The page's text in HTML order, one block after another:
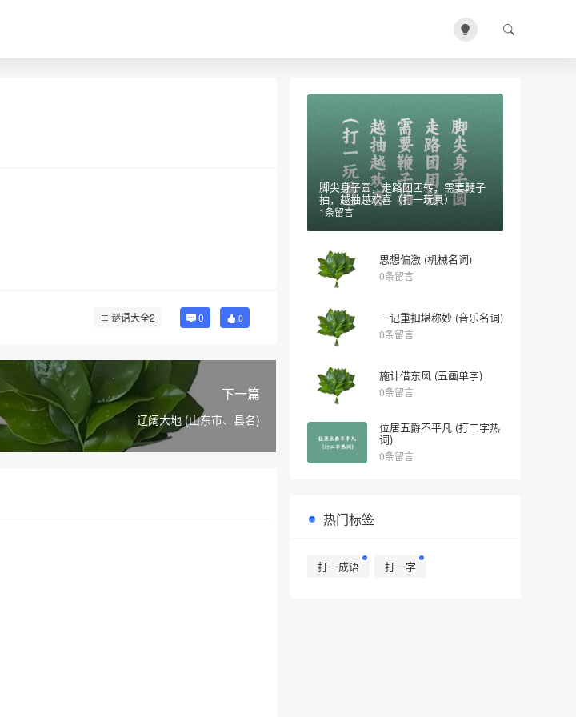
谜语大全2 0 0
下一篇
辽阔大地 (山东市、县名)
脚尖身子圆，走路团团转，需要鞭子
抽，越抽越欢喜（打一玩具）
1条留言
思想偏激 (机械名词)
0条留言
一记重扣堪称妙 (音乐名词)
0条留言
施计借东风 (五画单字)
0条留言
位居五爵不平凡 (打二字热
词)
0条留言
热门标签
打一成语 打一字